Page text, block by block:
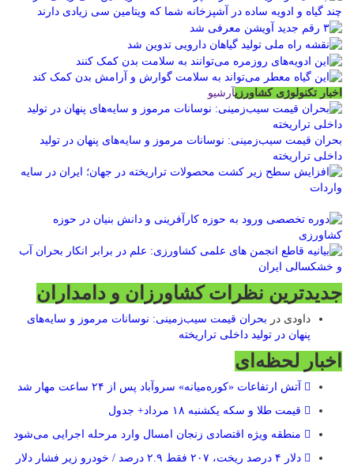
چند گیاه و ادویه ساده در آشپزخانه شما که ویتامین سی زیادی دارند
اخبار تکنولوژی کشاورزیآرشیو
بحران قیمت سیب‌زمینی: نوسانات مرموز و سایه‌های پنهان در تولید
داخلی تراریخته
جدیدترین نظرات کشاورزان و دامداران
داودی در بحران قیمت سیب‌زمینی: نوسانات مرموز و سایه‌های
پنهان در تولید داخلی تراریخته
اخبار لحظه‌ای
آتش ارتفاعات «کوره‌میانه» سروآباد پس از ۲۴ ساعت مهار شد
قیمت طلا و سکه یکشنبه ۱۸ مرداد+ جدول
منطقه ویژه اقتصادی زنجان امسال وارد مرحله اجرایی می‌شود
دلار ۴ درصد ریخت، ۲۰۷ فقط ۲.۹ درصد / خودرو زیر فشار دلار